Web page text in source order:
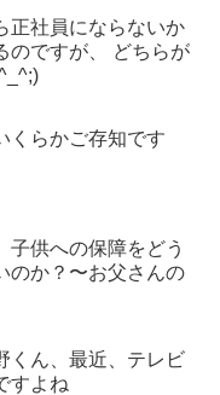
正社員にならないか
のですが、 どちらが
くらかご存知です
子供への保障をどう
のか？〜お父さんの
くん、最近、テレビ
すよね